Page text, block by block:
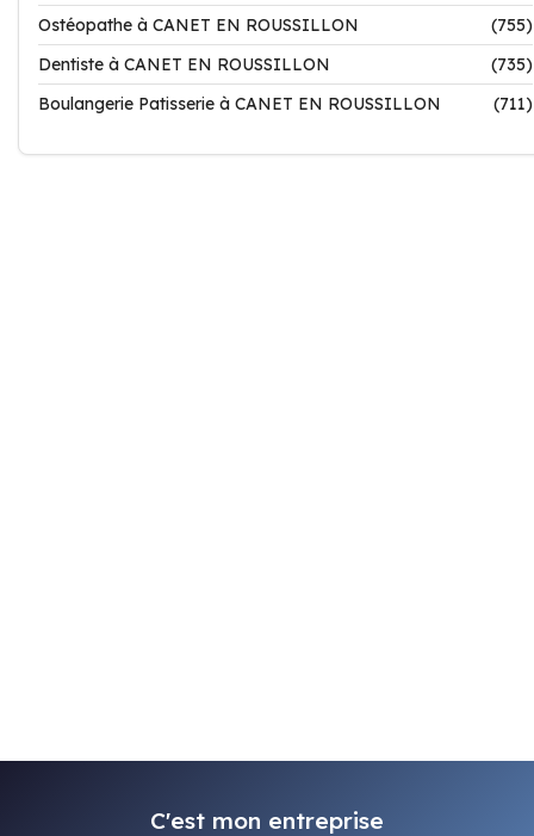
Ostéopathe à CANET EN ROUSSILLON
(755)
Dentiste à CANET EN ROUSSILLON
(735)
Boulangerie Patisserie à CANET EN ROUSSILLON
(711)
C'est mon entreprise